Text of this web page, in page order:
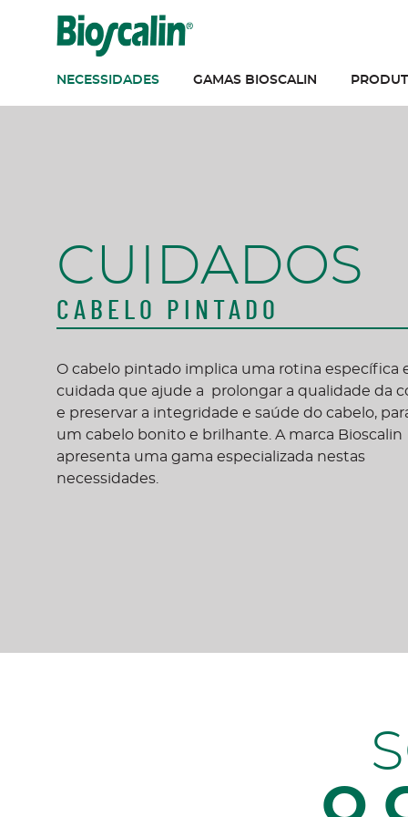
NECESSIDADES GAMAS BIOSCALIN
CUIDADOS
CABELO PINTADO
O cabelo pintado implica uma rotina específica
cuidada que ajude a prolongar a qualidade da
e preservar a integridade e saúde do cabelo,
um cabelo bonito e brilhante. A marca Bioscalin
apresenta uma gama especializada nestas
necessidades.